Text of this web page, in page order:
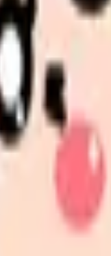
近い状況を選ぶだ